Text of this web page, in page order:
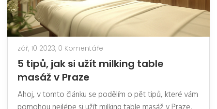
zář, 10 2023, 0 Komentáře
5 tipů, jak si užít milking table
masáž v Praze
Ahoj, v tomto článku se podělím o pět tipů, které vám